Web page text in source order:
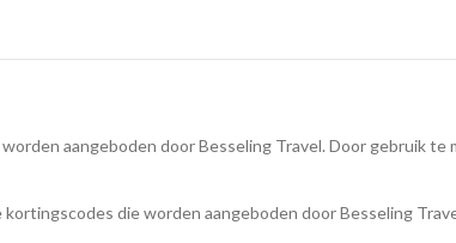
aangeboden door Besseling Travel. Door gebruik te
die worden aangeboden door Besseling